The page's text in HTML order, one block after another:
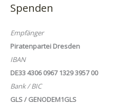
Spenden
Empfänger
Piratenpartei Dresden
IBAN
DE33 4306 0967 1329 3957 00
Bank / BIC
GLS / GENODEM1GLS